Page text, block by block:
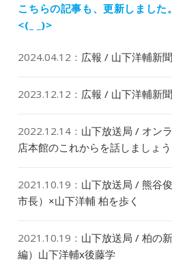
こちらの記事も、更新しました
<(_ _)>
2024.04.12 ： 広報 / 山下洋輔新
2023.12.12 ： 広報 / 山下洋輔新
2022.12.14 ： 山下放送局 / オン
店本館のこれからを話しましょう
2021.10.19 ： 山下放送局 / 熊谷
市長）×山下洋輔 柏を歩く
2021.10.19 ： 山下放送局 / 柏の
編）山下洋輔x後藤学